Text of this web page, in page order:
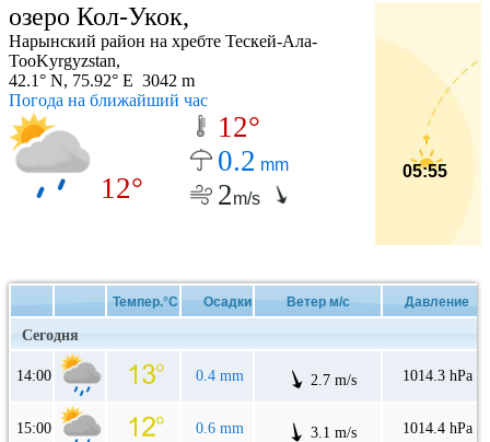
озеро Кол-Укок,
Нарынский район на хребте Тескей-Ала-
ТооKyrgyzstan,
42.1° N, 75.92° E 3042 m
Погода на ближайший час
12°
12°
0.2 mm
2m/s
05:55
Темпер.°C Осадки Ветер м/с Давление
Сегодня
14:00 0.4 mm 2.7 m/s 1014.3 hPa
15:00 0.6 mm 3.1 m/s 1014.4 hPa